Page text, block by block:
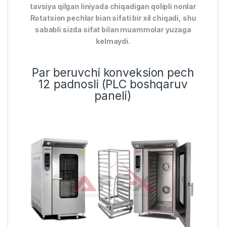
tavsiya qilgan liniyada chiqadigan qolipli nonlar
Rotatsion pechlar bian sifati bir xil chiqadi, shu
sababli sizda sifat bilan muammolar yuzaga
kelmaydi.
Par beruvchi konveksion pech
12 padnosli (PLC boshqaruv
paneli)